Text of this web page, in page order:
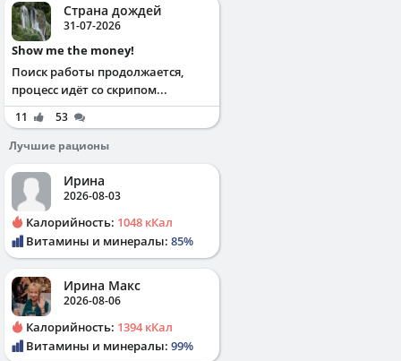
Страна дождей
31-07-2026
Show me the money!
Поиск работы продолжается,
процесс идёт со скрипом...
11
53
Лучшие рационы
Ирина
2026-08-03
Калорийность: 1048 кКал
Витамины и минералы: 85%
Ирина Макс
2026-08-06
Калорийность: 1394 кКал
Витамины и минералы: 99%